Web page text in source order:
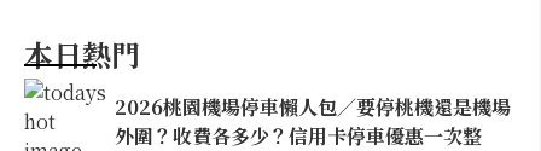
本日熱門
2026桃園機場停車懶人包／要停桃機還是機場
外圍？收費各多少？信用卡停車優惠一次整